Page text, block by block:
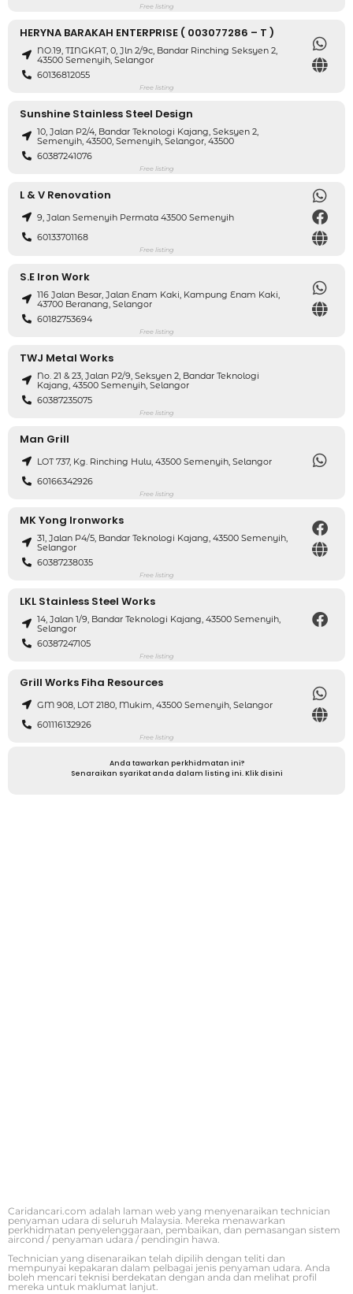
Free listing
HERYNA BARAKAH ENTERPRISE ( 003077286 – T )
NO.19, TINGKAT, 0, Jln 2/9c, Bandar Rinching Seksyen 2,
43500 Semenyih, Selangor
60136812055
Free listing
Sunshine Stainless Steel Design
10, Jalan P2/4, Bandar Teknologi Kajang, Seksyen 2,
Semenyih, 43500, Semenyih, Selangor, 43500
60387241076
Free listing
L & V Renovation
9, Jalan Semenyih Permata 43500 Semenyih
60133701168
Free listing
S.E Iron Work
116 Jalan Besar, Jalan Enam Kaki, Kampung Enam Kaki,
43700 Beranang, Selangor
60182753694
Free listing
TWJ Metal Works
No. 21 & 23, Jalan P2/9, Seksyen 2, Bandar Teknologi
Kajang, 43500 Semenyih, Selangor
60387235075
Free listing
Man Grill
LOT 737, Kg. Rinching Hulu, 43500 Semenyih, Selangor
60166342926
Free listing
MK Yong Ironworks
31, Jalan P4/5, Bandar Teknologi Kajang, 43500 Semenyih,
Selangor
60387238035
Free listing
LKL Stainless Steel Works
14, Jalan 1/9, Bandar Teknologi Kajang, 43500 Semenyih,
Selangor
60387247105
Free listing
Grill Works Fiha Resources
GM 908, LOT 2180, Mukim, 43500 Semenyih, Selangor
601116132926
Free listing
Anda tawarkan perkhidmatan ini?
Senaraikan syarikat anda dalam listing ini. Klik disini
Caridancari.com adalah laman web yang menyenaraikan technician
penyaman udara di seluruh Malaysia. Mereka menawarkan
perkhidmatan penyelenggaraan, pembaikan, dan pemasangan sistem
aircond / penyaman udara / pendingin hawa.
Technician yang disenaraikan telah dipilih dengan teliti dan
mempunyai kepakaran dalam pelbagai jenis penyaman udara. Anda
boleh mencari teknisi berdekatan dengan anda dan melihat profil
mereka untuk maklumat lanjut.